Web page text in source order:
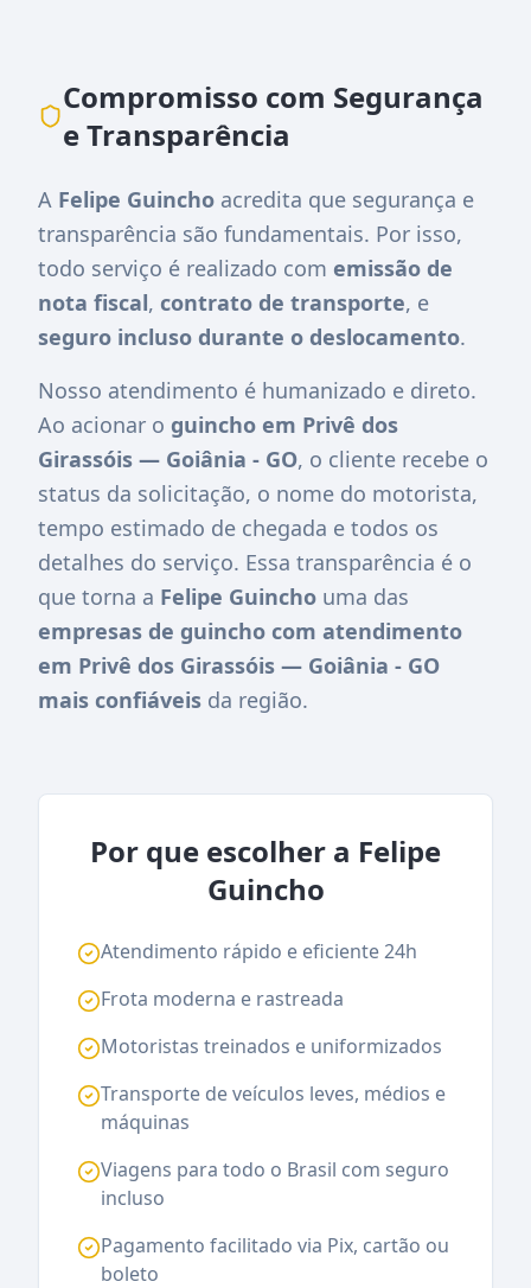
Compromisso com Segurança
e Transparência
A Felipe Guincho acredita que segurança e
transparência são fundamentais. Por isso,
todo serviço é realizado com emissão de
nota fiscal, contrato de transporte, e
seguro incluso durante o deslocamento.
Nosso atendimento é humanizado e direto.
Ao acionar o guincho em Privê dos
Girassóis — Goiânia - GO, o cliente recebe o
status da solicitação, o nome do motorista,
tempo estimado de chegada e todos os
detalhes do serviço. Essa transparência é o
que torna a Felipe Guincho uma das
empresas de guincho com atendimento
em Privê dos Girassóis — Goiânia - GO
mais confiáveis da região.
Por que escolher a Felipe
Guincho
Atendimento rápido e eficiente 24h
Frota moderna e rastreada
Motoristas treinados e uniformizados
Transporte de veículos leves, médios e
máquinas
Viagens para todo o Brasil com seguro
incluso
Pagamento facilitado via Pix, cartão ou
boleto